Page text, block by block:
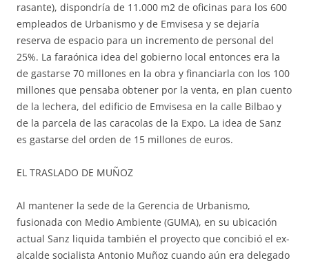
rasante), dispondría de 11.000 m2 de oficinas para los 600
empleados de Urbanismo y de Emvisesa y se dejaría
reserva de espacio para un incremento de personal del
25%. La faraónica idea del gobierno local entonces era la
de gastarse 70 millones en la obra y financiarla con los 100
millones que pensaba obtener por la venta, en plan cuento
de la lechera, del edificio de Emvisesa en la calle Bilbao y
de la parcela de las caracolas de la Expo. La idea de Sanz
es gastarse del orden de 15 millones de euros.
EL TRASLADO DE MUÑOZ
Al mantener la sede de la Gerencia de Urbanismo,
fusionada con Medio Ambiente (GUMA), en su ubicación
actual Sanz liquida también el proyecto que concibió el ex-
alcalde socialista Antonio Muñoz cuando aún era delegado